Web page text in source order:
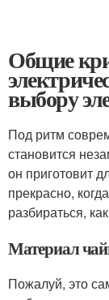
Общие
выбору
Под ритм
становится
он приготовит
прекрасно,
разбираться,
Материал
Пожалуй, это